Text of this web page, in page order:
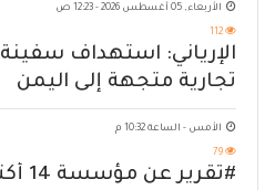
الأربعاء, 05 أغسطس 2026 - 12:23 ص
112
الإرياني: استهداف سفينة
تجارية متجهة إلى اليمن
يكشف حصار الحوثي
الأمس - الساعة 10:32 م
79
#تقرير